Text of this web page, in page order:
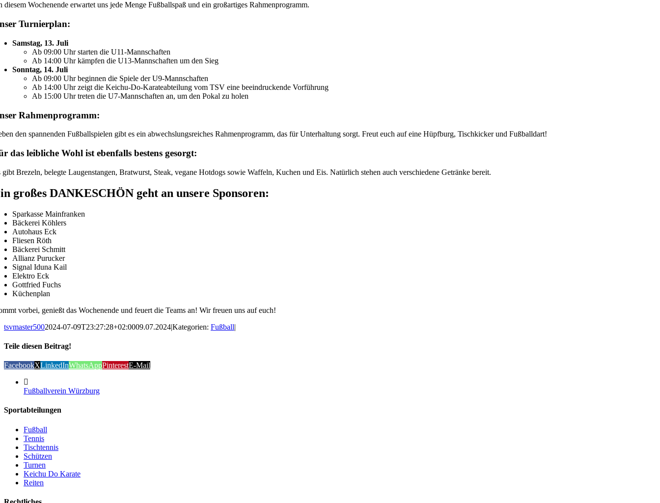
diesem Wochenende erwartet uns jede Menge Fußballspaß und ein großartiges Rahmenprogramm.
Turnierplan:
Samstag, 13. Juli
Ab 09:00 Uhr starten die U11-Mannschaften
Ab 14:00 Uhr kämpfen die U13-Mannschaften um den Sieg
Sonntag, 14. Juli
Ab 09:00 Uhr beginnen die Spiele der U9-Mannschaften
Ab 14:00 Uhr zeigt die Keichu-Do-Karateabteilung vom TSV eine beeindruckende Vorführung
Ab 15:00 Uhr treten die U7-Mannschaften an, um den Pokal zu holen
Rahmenprogramm:
den spannenden Fußballspielen gibt es ein abwechslungsreiches Rahmenprogramm, das für Unterhaltung sorgt. Freut euch auf eine Hüpfburg, Tischkicker und Fußballdart!
das leibliche Wohl ist ebenfalls bestens gesorgt:
gibt Brezeln, belegte Laugenstangen, Bratwurst, Steak, vegane Hotdogs sowie Waffeln, Kuchen und Eis. Natürlich stehen auch verschiedene Getränke bereit.
großes DANKESCHÖN geht an unsere Sponsoren:
Sparkasse Mainfranken
Bäckerei Köhlers
Autohaus Eck
Fliesen Röth
Bäckerei Schmitt
Allianz Purucker
Signal Iduna Kail
Elektro Eck
Gottfried Fuchs
Küchenplan
vorbei, genießt das Wochenende und feuert die Teams an! Wir freuen uns auf euch!
tsvmaster5002024-07-09T23:27:28+02:0009.07.2024|Kategorien: Fußball|
Teile diesen Beitrag!
FacebookXLinkedInWhatsAppPinterestE-Mail
Fußballverein Würzburg
Sportabteilungen
Fußball
Tennis
Tischtennis
Schützen
Turnen
Keichu Do Karate
Reiten